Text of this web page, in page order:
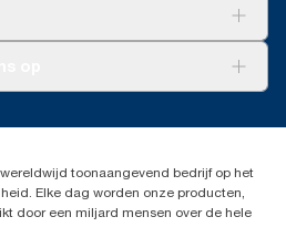
toonaangevend bedrijf op het
Elke dag worden onze producten,
door een miljard mensen over de hele